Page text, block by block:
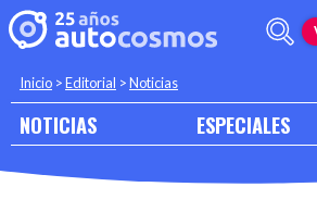
Inicio >Editorial >Noticias
NOTICIAS ESPECIALES